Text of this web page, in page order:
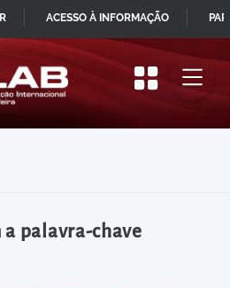
a palavra-chave
IR
PARA
CONTEÚDO
ACESSO À INFORMAÇÃO